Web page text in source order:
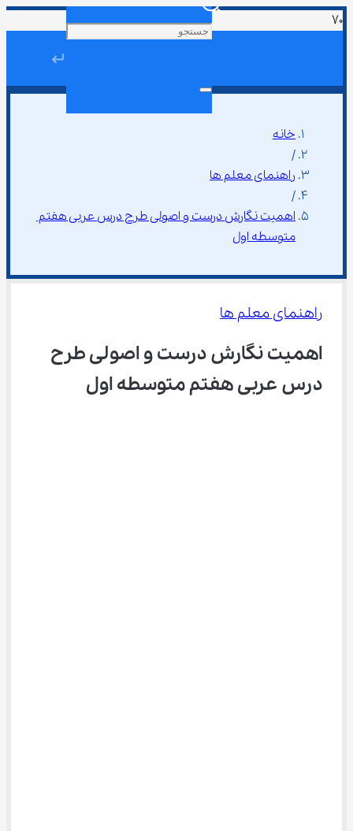
↵
خانه
/
راهنمای معلم ها
/
اهمیت نگارش درست و اصولی طرح درس عربی هفتم
متوسطه اول
راهنمای معلم ها
اهمیت نگارش درست و اصولی طرح
درس عربی هفتم متوسطه اول